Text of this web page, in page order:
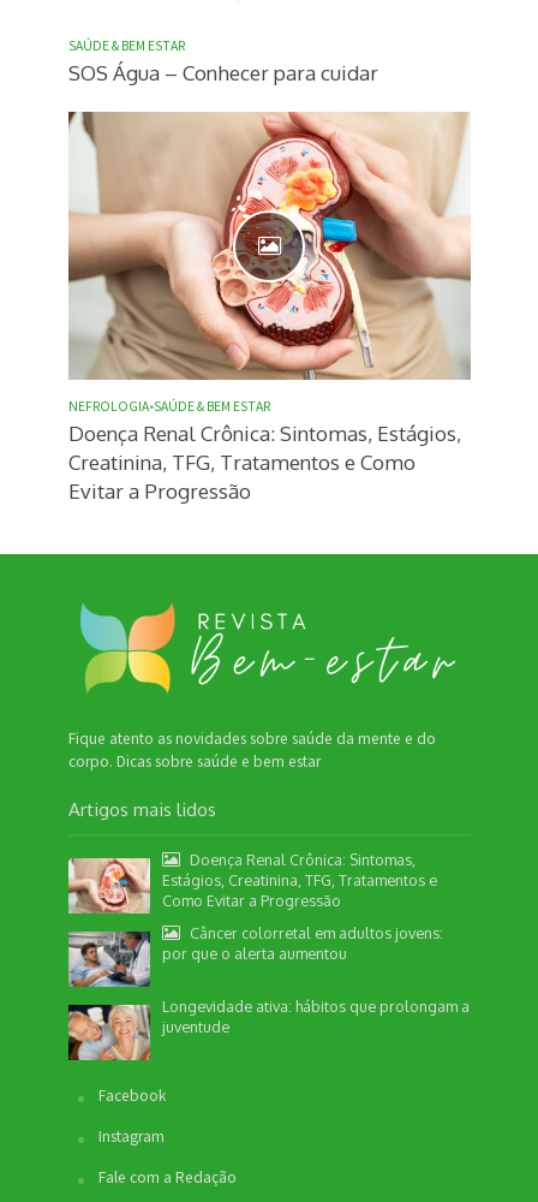
SAÚDE & BEM ESTAR
SOS Água – Conhecer para cuidar
NEFROLOGIA•SAÚDE & BEM ESTAR
Doença Renal Crônica: Sintomas, Estágios,
Creatinina, TFG, Tratamentos e Como
Evitar a Progressão
Fique atento as novidades sobre saúde da mente e do
corpo. Dicas sobre saúde e bem estar
Artigos mais lidos
Doença Renal Crônica: Sintomas,
Estágios, Creatinina, TFG, Tratamentos e
Como Evitar a Progressão
Câncer colorretal em adultos jovens:
por que o alerta aumentou
Longevidade ativa: hábitos que prolongam a
juventude
Facebook
Instagram
Fale com a Redação